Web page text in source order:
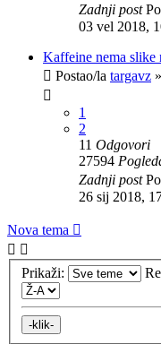
Zadnji post
03 vel 2018,
Kaffeine nema slike
Postao/la targavz »
1
2
11 Odgovori
27594
Zadnji post
26 sij 2018,
Nova tema
Prikaži: